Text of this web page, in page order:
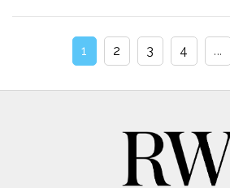
1 2 3 4 ...